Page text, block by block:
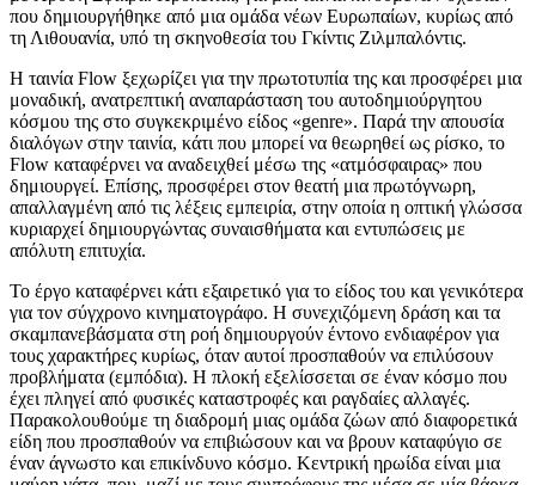
που δημιουργήθηκε από μια ομάδα νέων Ευρωπαίων, κυρίως από
τη Λιθουανία, υπό τη σκηνοθεσία του Γκίντις Ζιλμπαλόντις.
Η ταινία Flow ξεχωρίζει για την πρωτοτυπία της και προσφέρει μια
μοναδική, ανατρεπτική αναπαράσταση του αυτοδημιούργητου
κόσμου της στο συγκεκριμένο είδος «genre». Παρά την απουσία
διαλόγων στην ταινία, κάτι που μπορεί να θεωρηθεί ως ρίσκο, το
Flow καταφέρνει να αναδειχθεί μέσω της «ατμόσφαιρας» που
δημιουργεί. Επίσης, προσφέρει στον θεατή μια πρωτόγνωρη,
απαλλαγμένη από τις λέξεις εμπειρία, στην οποία η οπτική γλώσσα
κυριαρχεί δημιουργώντας συναισθήματα και εντυπώσεις με
απόλυτη επιτυχία.
Το έργο καταφέρνει κάτι εξαιρετικό για το είδος του και γενικότερα
για τον σύγχρονο κινηματογράφο. Η συνεχιζόμενη δράση και τα
σκαμπανεβάσματα στη ροή δημιουργούν έντονο ενδιαφέρον για
τους χαρακτήρες κυρίως, όταν αυτοί προσπαθούν να επιλύσουν
προβλήματα (εμπόδια). Η πλοκή εξελίσσεται σε έναν κόσμο που
έχει πληγεί από φυσικές καταστροφές και ραγδαίες αλλαγές.
Παρακολουθούμε τη διαδρομή μιας ομάδα ζώων από διαφορετικά
είδη που προσπαθούν να επιβιώσουν και να βρουν καταφύγιο σε
έναν άγνωστο και επικίνδυνο κόσμο. Κεντρική ηρωίδα είναι μια